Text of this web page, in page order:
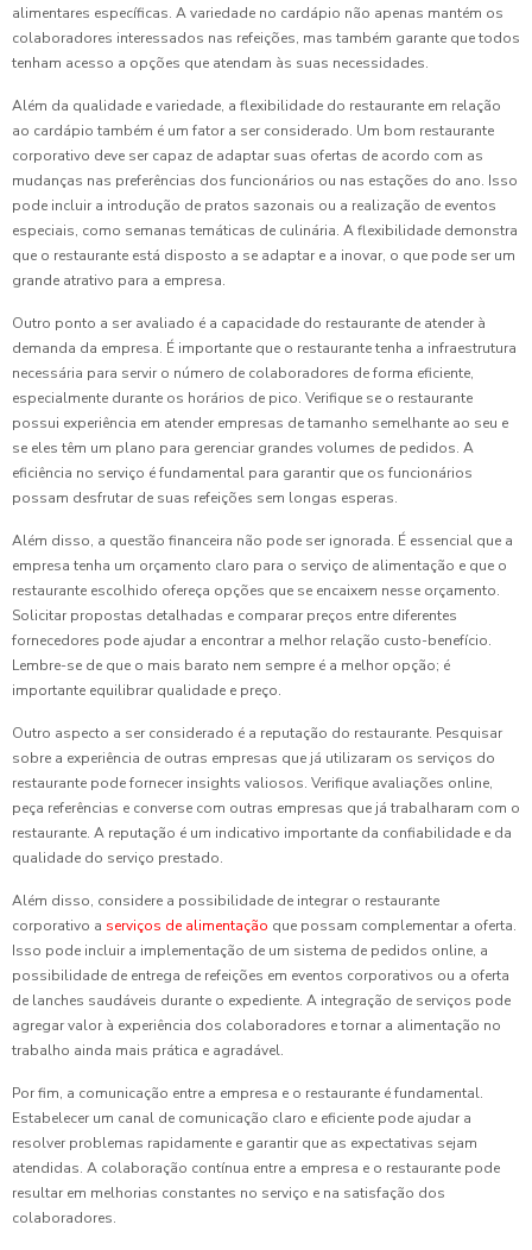
alimentares específicas. A variedade no cardápio não apenas mantém os
colaboradores interessados nas refeições, mas também garante que todos
tenham acesso a opções que atendam às suas necessidades.
Além da qualidade e variedade, a flexibilidade do restaurante em relação
ao cardápio também é um fator a ser considerado. Um bom restaurante
corporativo deve ser capaz de adaptar suas ofertas de acordo com as
mudanças nas preferências dos funcionários ou nas estações do ano. Isso
pode incluir a introdução de pratos sazonais ou a realização de eventos
especiais, como semanas temáticas de culinária. A flexibilidade demonstra
que o restaurante está disposto a se adaptar e a inovar, o que pode ser um
grande atrativo para a empresa.
Outro ponto a ser avaliado é a capacidade do restaurante de atender à
demanda da empresa. É importante que o restaurante tenha a infraestrutura
necessária para servir o número de colaboradores de forma eficiente,
especialmente durante os horários de pico. Verifique se o restaurante
possui experiência em atender empresas de tamanho semelhante ao seu e
se eles têm um plano para gerenciar grandes volumes de pedidos. A
eficiência no serviço é fundamental para garantir que os funcionários
possam desfrutar de suas refeições sem longas esperas.
Além disso, a questão financeira não pode ser ignorada. É essencial que a
empresa tenha um orçamento claro para o serviço de alimentação e que o
restaurante escolhido ofereça opções que se encaixem nesse orçamento.
Solicitar propostas detalhadas e comparar preços entre diferentes
fornecedores pode ajudar a encontrar a melhor relação custo-benefício.
Lembre-se de que o mais barato nem sempre é a melhor opção; é
importante equilibrar qualidade e preço.
Outro aspecto a ser considerado é a reputação do restaurante. Pesquisar
sobre a experiência de outras empresas que já utilizaram os serviços do
restaurante pode fornecer insights valiosos. Verifique avaliações online,
peça referências e converse com outras empresas que já trabalharam com o
restaurante. A reputação é um indicativo importante da confiabilidade e da
qualidade do serviço prestado.
Além disso, considere a possibilidade de integrar o restaurante
corporativo a serviços de alimentação que possam complementar a oferta.
Isso pode incluir a implementação de um sistema de pedidos online, a
possibilidade de entrega de refeições em eventos corporativos ou a oferta
de lanches saudáveis durante o expediente. A integração de serviços pode
agregar valor à experiência dos colaboradores e tornar a alimentação no
trabalho ainda mais prática e agradável.
Por fim, a comunicação entre a empresa e o restaurante é fundamental.
Estabelecer um canal de comunicação claro e eficiente pode ajudar a
resolver problemas rapidamente e garantir que as expectativas sejam
atendidas. A colaboração contínua entre a empresa e o restaurante pode
resultar em melhorias constantes no serviço e na satisfação dos
colaboradores.